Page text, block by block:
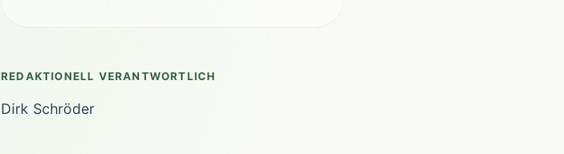
REDAKTIONELL VERANTWORTLICH
Dirk Schröder